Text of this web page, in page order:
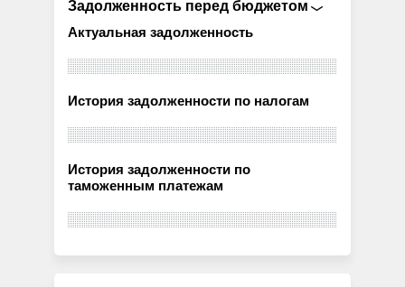
Задолженность перед бюджетом
Актуальная задолженность
История задолженности по налогам
История задолженности по
таможенным платежам